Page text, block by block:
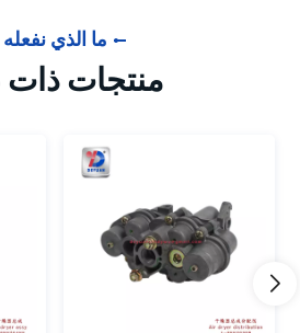
ما الذي نفعله
منتجات